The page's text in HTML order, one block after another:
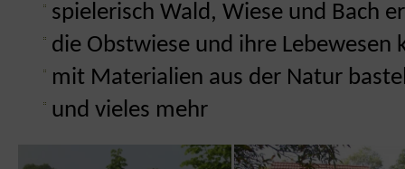
spielerisch Wald, Wiese und Bach
die Obstwiese und ihre Lebewesen
mit Materialien aus der Natur
und vieles mehr